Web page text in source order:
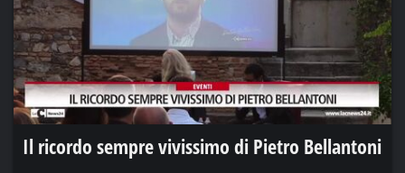
Il ricordo sempre vivissimo di Pietro Bellantoni